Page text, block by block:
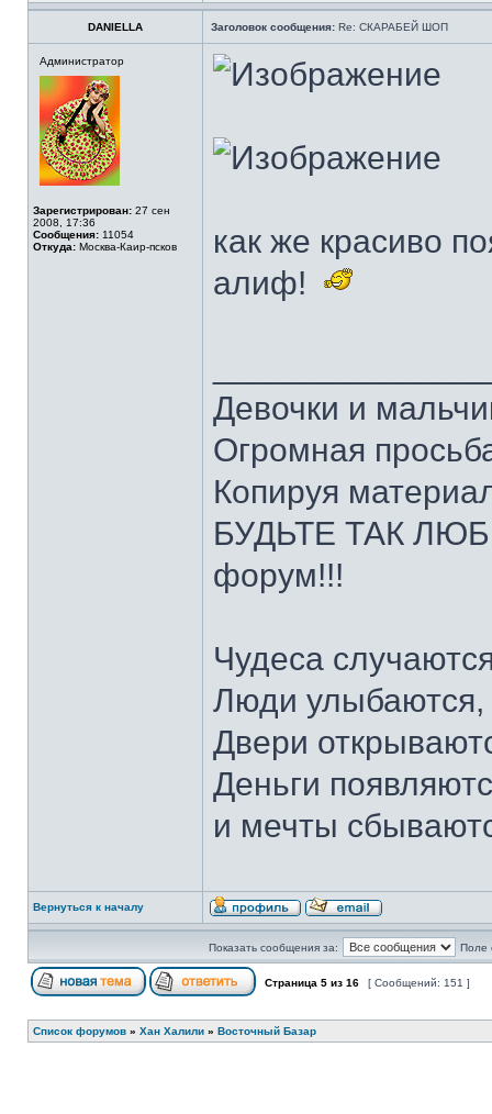
DANIELLA Заголовок сообщения: Re: СКАРАБЕЙ ШОП
Администратор
Зарегистрирован: 27 сен
2008, 17:36
Сообщения: 11054
Откуда: Москва-Каир-псков
как же красиво
алиф!
Девочки и
Огромная
Копируя
БУДЬТЕ ТАК
форум!!!
Чудеса
Люди улыбаются,
Двери
Деньги
и мечты
Вернуться к началу
Показать сообщения за: Поле
Страница 5 из 16 [ Сообщений: 151 ]
Список форумов » Хан Халили » Восточный Базар